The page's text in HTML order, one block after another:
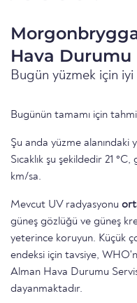
Hava Durumu
Bugün yüzmek için
Bugünün tamamı için
Şu anda yüzme alanındaki
Sıcaklık şu şekildedir 21
km/sa.
Mevcut UV radyasyonu
güneş gözlüğü ve güneş
yeterince koruyun. Küçük
endeksi için tavsiye,
Alman Hava Durumu
dayanmaktadır.